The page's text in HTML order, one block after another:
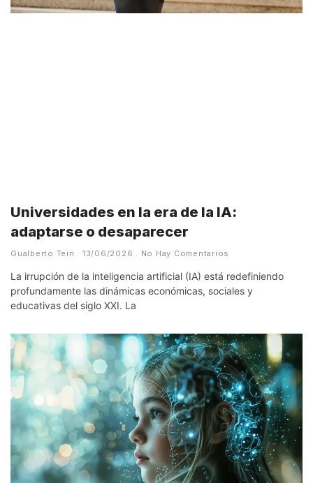
Universidades en la era de la IA:
adaptarse o desaparecer
Gualberto Tein 13/06/2026 No Hay Comentarios
La irrupción de la inteligencia artificial (IA) está redefiniendo
profundamente las dinámicas económicas, sociales y
educativas del siglo XXI. La